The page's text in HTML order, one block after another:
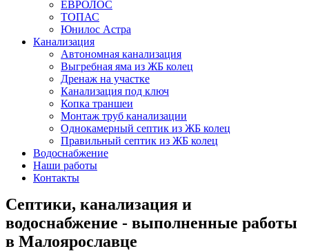
ЕВРОЛОС
ТОПАС
Юнилос Астра
Канализация
Автономная канализация
Выгребная яма из ЖБ колец
Дренаж на участке
Канализация под ключ
Копка траншеи
Монтаж труб канализации
Однокамерный септик из ЖБ колец
Правильный септик из ЖБ колец
Водоснабжение
Наши работы
Контакты
Септики, канализация и
водоснабжение - выполненные работы
в Малоярославце